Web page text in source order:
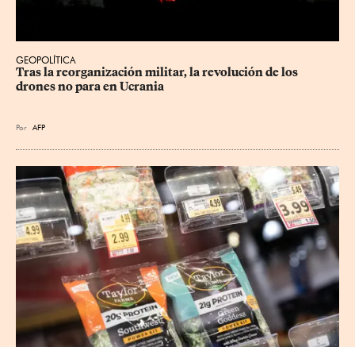
GEOPOLÍTICA
Tras la reorganización militar, la revolución de los
drones no para en Ucrania
Por AFP